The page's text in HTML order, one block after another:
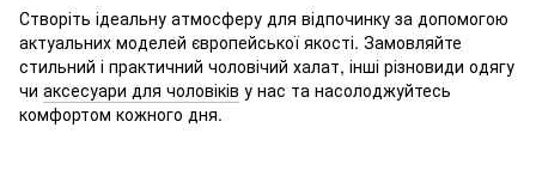
Створіть ідеальну атмосферу для відпочинку за допомогою
актуальних моделей європейської якості. Замовляйте
стильний і практичний чоловічий халат, інші різновиди одягу
чи аксесуари для чоловіків у нас та насолоджуйтесь
комфортом кожного дня.